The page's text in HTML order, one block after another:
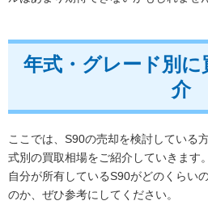
年式・グレード別
介
ここでは、S90の売却を検討している
式別の買取相場をご紹介していきます。
自分が所有しているS90がどのくらい
のか、ぜひ参考にしてください。